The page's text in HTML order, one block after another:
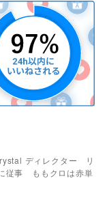
ディレクター リ
従事 ももクロは赤単